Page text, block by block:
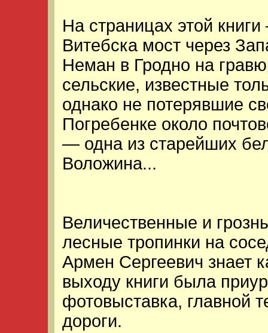
На страницах этой
Витебска мост через
Неман в Гродно на
сельские, известные
однако не потерявшие
Погребенке около
— одна из старейших
Воложина...
Величественные и
лесные тропинки на
Армен Сергеевич знает
выходу книги была
фотовыставка, главной
дороги.